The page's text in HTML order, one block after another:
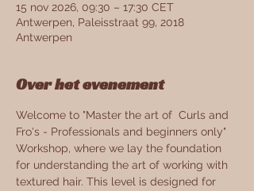
15 nov 2026, 09:30 – 17:30 CET
Antwerpen, Paleisstraat 99, 2018
Antwerpen
Over het evenement
Welcome to "Master the art of  Curls and
Fro's - Professionals and beginners only"
Workshop, where we lay the foundation
for understanding the art of working with
textured hair. This level is designed for